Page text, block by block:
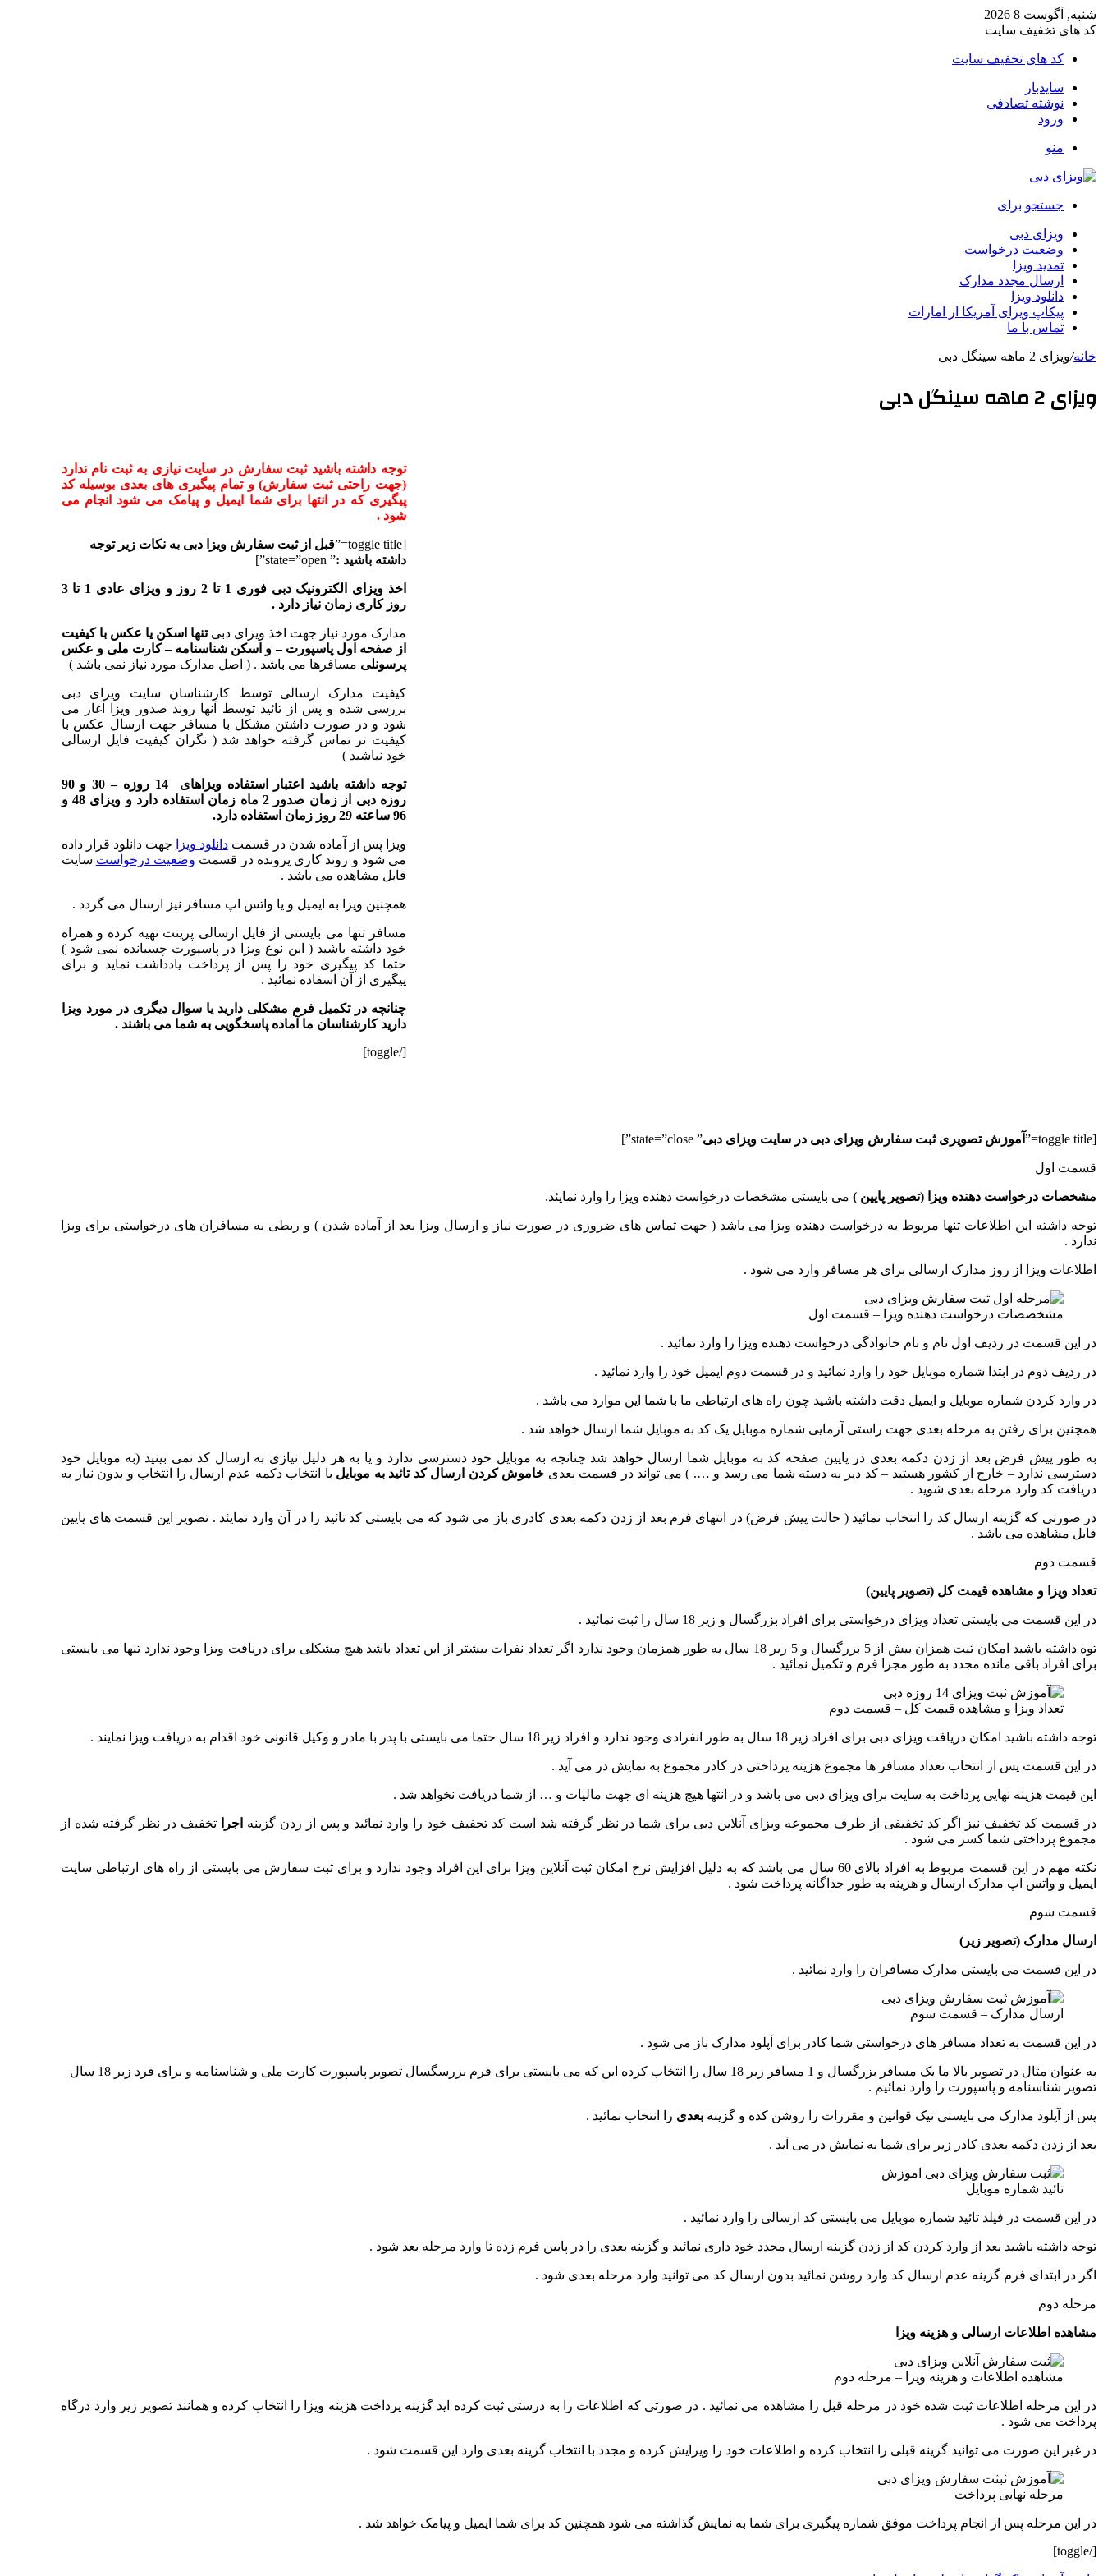
شنبه, آگوست 8 2026
کد های تخفیف سایت
کد های تخفیف سایت
سایدبار
نوشته تصادفی
ورود
منو
جستجو برای
ویزای دبی
وضعیت درخواست
تمدید ویزا
ارسال مجدد مدارک
دانلود ویزا
پیکاپ ویزای آمریکا از امارات
تماس با ما
خانه/ویزای 2 ماهه سینگل دبی
ویزای 2 ماهه سینگل دبی
توجه داشته باشید ثبت سفارش در سایت نیازی به ثبت نام ندارد
(جهت راحتی ثبت سفارش) و تمام پیگیری های بعدی بوسیله کد
پیگیری که در انتها برای شما ایمیل و پیامک می شود انجام می
شود .
[toggle title=”
قبل از ثبت سفارش ویزا دبی به نکات زیر توجه
داشته باشید :” state=”open”]
اخذ ویزای الکترونیک دبی فوری 1 تا 2 روز و ویزای عادی 1 تا 3
روز کاری زمان نیاز دارد .
مدارک مورد نیاز جهت اخذ ویزای دبیتنها اسکن یا عکس با کیفیت
از صفحه اول پاسپورت – و اسکن شناسنامه – کارت ملی و عکس
پرسونلی مسافرها می باشد . ( اصل مدارک مورد نیاز نمی باشد )
کیفیت مدارک ارسالی توسط کارشناسان سایت ویزای دبی
بررسی شده و پس از تائید توسط آنها روند صدور ویزا آغاز می
شود و در صورت داشتن مشکل با مسافر جهت ارسال عکس با
کیفیت تر تماس گرفته خواهد شد ( نگران کیفیت فایل ارسالی
خود نباشید )
توجه داشته باشید اعتبار استفاده ویزاهای 14 روزه – 30 و 90
روزه دبی از زمان صدور 2 ماه زمان استفاده دارد و ویزای 48 و
96 ساعته 29 روز زمان استفاده دارد.
ویزا پس از آماده شدن در قسمتدانلود ویزا
جهت دانلود قرار داده
می شود و روند کاری پرونده در قسمت وضعیت درخواست سایت
قابل مشاهده می باشد .
همچنین ویزا به ایمیل و یا واتس اپ مسافر نیز ارسال می گردد .
مسافر تنها می بایستی از فایل ارسالی پرینت تهیه کرده و همراه
خود داشته باشید ( این نوع ویزا در پاسپورت چسبانده نمی شود )
حتما کد پیگیری خود را پس از پرداخت یادداشت نماید و برای
پیگیری از آن اسفاده نمائید .
چنانچه در تکمیل فرم مشکلی دارید یا سوال دیگری در مورد ویزا
دارید کارشناسان ما آماده پاسخگویی به شما می باشند .
[/toggle]
[toggle title=” آموزش تصویری ثبت سفارش ویزای دبی در سایت ویزای دبی” state=”close”]
قسمت اول
مشخصات درخواست دهنده ویزا (تصویر پایین ) می بایستی مشخصات درخواست دهنده ویزا را وارد نمایئد.
توجه داشته این اطلاعات تنها مربوط به درخواست دهنده ویزا می باشد ( جهت تماس های ضروری در صورت نیاز و ارسال ویزا بعد از آماده شدن ) و ربطی به مسافران های درخواستی برای ویزا
ندارد .
اطلاعات ویزا از روز مدارک ارسالی برای هر مسافر وارد می شود .
مشخصصات درخواست دهنده ویزا – قسمت اول
در این قسمت در ردیف اول نام و نام خانوادگی درخواست دهنده ویزا را وارد نمائید .
در ردیف دوم در ابتدا شماره موبایل خود را وارد نمائید و در قسمت دوم ایمیل خود را وارد نمائید .
در وارد کردن شماره موبایل و ایمیل دقت داشته باشید چون راه های ارتباطی ما با شما این موارد می باشد .
همچنین برای رفتن به مرحله بعدی جهت راستی آزمایی شماره موبایل یک کد به موبایل شما ارسال خواهد شد .
به طور پیش فرض بعد از زدن دکمه بعدی در پایین صفحه کد به موبایل شما ارسال خواهد شد چنانچه به موبایل خود دسترسی ندارد و یا به هر دلیل نیازی به ارسال کد نمی بینید (به موبایل خود
دسترسی ندارد – خارج از کشور هستید – کد دیر به دسته شما می رسد و …. ) می تواند در قسمت بعدی خاموش کردن ارسال کد تائید به موبایل با انتخاب دکمه عدم ارسال را انتخاب و بدون نیاز به
دریافت کد وارد مرحله بعدی شوید .
در صورتی که گزینه ارسال کد را انتخاب نمائید ( حالت پیش فرض) در انتهای فرم بعد از زدن دکمه بعدی کادری باز می شود که می بایستی کد تائید را در آن وارد نمایئد . تصویر این قسمت های پایین
قابل مشاهده می باشد .
قسمت دوم
تعداد ویزا و مشاهده قیمت کل (تصویر پایین)
در این قسمت می بایستی تعداد ویزای درخواستی برای افراد بزرگسال و زیر 18 سال را ثبت نمائید .
توه داشته باشید امکان ثبت همزان بیش از 5 بزرگسال و 5 زیر 18 سال به طور همزمان وجود ندارد اگر تعداد نفرات بیشتر از این تعداد باشد هیچ مشکلی برای دریافت ویزا وجود ندارد تنها می بایستی
برای افراد باقی مانده مجدد به طور مجزا فرم و تکمیل نمائید .
تعداد ویزا و مشاهده قیمت کل – قسمت دوم
توجه داشته باشید امکان دریافت ویزای دبی برای افراد زیر 18 سال به طور انفرادی وجود ندارد و افراد زیر 18 سال حتما می بایستی با پدر با مادر و وکیل قانونی خود اقدام به دریافت ویزا نمایند .
در این قسمت پس از انتخاب تعداد مسافر ها مجموع هزینه پرداختی در کادر مجموع به نمایش در می آید .
این قیمت هزینه نهایی پرداخت به سایت برای ویزای دبی می باشد و در انتها هیچ هزینه ای جهت مالیات و … از شما دریافت نخواهد شد .
در قسمت کد تخفیف نیز اگر کد تخفیفی از طرف مجموعه ویزای آنلاین دبی برای شما در نظر گرفته شد است کد تحفیف خود را وارد نمائید و پس از زدن گزینه اجراتخفیف در نظر گرفته شده از
مجموع پرداختی شما کسر می شود .
نکته مهم در این قسمت مربوط به افراد بالای 60 سال می باشد که به دلیل افزایش نرخ امکان ثبت آنلاین ویزا برای این افراد وجود ندارد و برای ثبت سفارش می بایستی از راه های ارتباطی سایت
ایمیل و واتس اپ مدارک ارسال و هزینه به طور جداگانه پرداخت شود .
قسمت سوم
ارسال مدارک (تصویر زیر)
در این قسمت می بایستی مدارک مسافران را وارد نمائید .
ارسال مدارک – قسمت سوم
در این قسمت به تعداد مسافر های درخواستی شما کادر برای آپلود مدارک باز می شود .
به عنوان مثال در تصویر بالا ما یک مسافر بزرگسال و 1 مسافر زیر 18 سال را انتخاب کرده این که می بایستی برای فرم بزرسگسال تصویر پاسپورت کارت ملی و شناسنامه و برای فرد زیر 18 سال
تصویر شناسنامه و پاسپورت را وارد نمائیم .
پس از آپلود مدارک می بایستی تیک قوانین و مقررات را روشن کده و گزینه بعدی را انتخاب نمائید .
بعد از زدن دکمه بعدی کادر زیر برای شما به نمایش در می آید .
تائید شماره موبایل
در این قسمت در فیلد تائید شماره موبایل می بایستی کد ارسالی را وارد نمائید .
توجه داشته باشید بعد از وارد کردن کد از زدن گزینه ارسال مجدد خود داری نمائید و گزینه بعدی را در پایین فرم زده تا وارد مرحله بعد شود .
اگر در ابتدای فرم گزینه عدم ارسال کد وارد روشن نمائید بدون ارسال کد می توانید وارد مرحله بعدی شود .
مرحله دوم
مشاهده اطلاعات ارسالی و هزینه ویزا
مشاهده اطلاعات و هزینه ویزا – مرحله دوم
در این مرحله اطلاعات ثبت شده خود در مرحله قبل را مشاهده می نمائید . در صورتی که اطلاعات را به درستی ثبت کرده اید گزینه پرداخت هزینه ویزا را انتخاب کرده و همانند تصویر زیر وارد درگاه
پرداخت می شود .
در غیر این صورت می توانید گزینه قبلی را انتخاب کرده و اطلاعات خود را ویرایش کرده و مجدد با انتخاب گزینه بعدی وارد این قسمت شود .
مرحله نهایی پرداخت
در این مرحله پس از انجام پرداخت موفق شماره پیگیری برای شما به نمایش گذاشته می شود همچنین کد برای شما ایمیل و پیامک خواهد شد .
[/toggle]